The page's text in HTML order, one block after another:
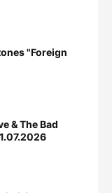
"Foreign
& The Bad